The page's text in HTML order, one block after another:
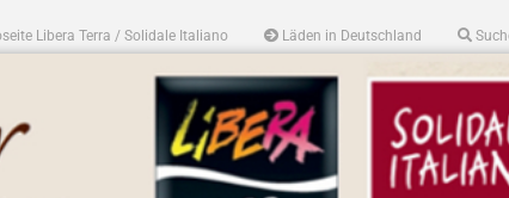
Libera Terra / Solidale Italiano Läden in Deutschland